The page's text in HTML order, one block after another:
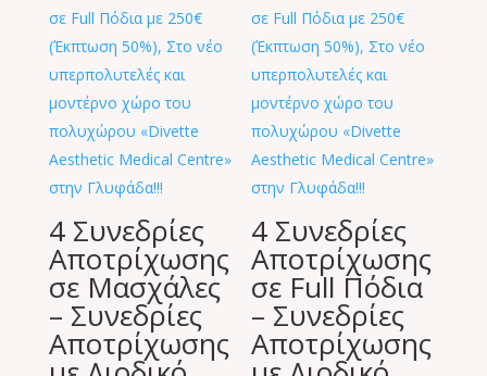
4 Συνεδρίες
Αποτρίχωσης
σε Μασχάλες
– Συνεδρίες
Αποτρίχωσης
4 Συνεδρίες
Αποτρίχωσης
σε Full Πόδια
– Συνεδρίες
Αποτρίχωσης